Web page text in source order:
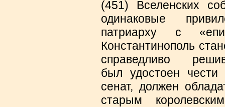
(451) Вселенских
одинаковые
патриарху с
Константинополь
справедливо
был удостоен чести
сенат, должен
старым